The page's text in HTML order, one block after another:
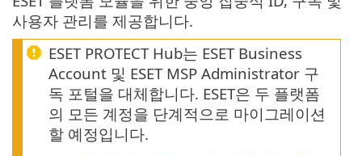
사용자 관리를 제공합니다.
ESET PROTECT Hub는 ESET Business
Account 및 ESET MSP Administrator 구
독 포털을 대체합니다. ESET은 두 플랫폼
의 모든 계정을 단계적으로 마이그레이션
할 예정입니다.